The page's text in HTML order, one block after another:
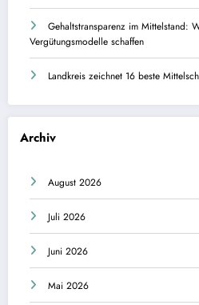
Gehaltstransparenz im Mittelstand:
Vergütungsmodelle schaffen
Landkreis zeichnet 16 beste
Archiv
August 2026
Juli 2026
Juni 2026
Mai 2026